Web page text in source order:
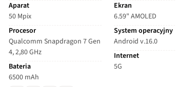
Aparat
50 Mpix
Procesor
Qualcomm Snapdragon 7 Gen
4, 2,80 GHz
Bateria
6500 mAh
Ekran
6.59" AMOLED
System operacyjny
Android v.16.0
Internet
5G